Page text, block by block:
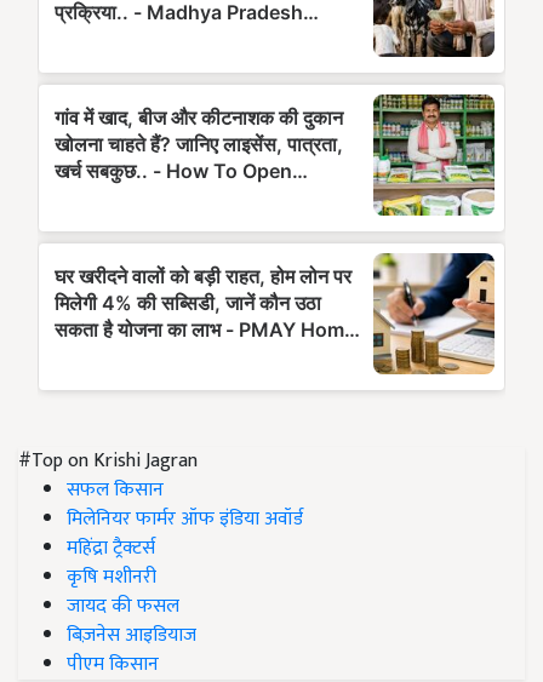
#Top on Krishi Jagran
सफल किसान
मिलेनियर फार्मर ऑफ इंडिया अवॉर्ड
महिंद्रा ट्रैक्टर्स
कृषि मशीनरी
जायद की फसल
बिज़नेस आइडियाज
पीएम किसान